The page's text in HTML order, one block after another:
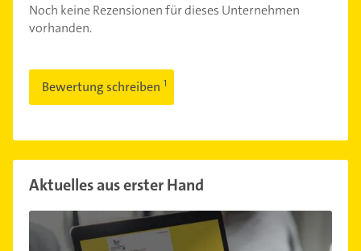
Noch keine Rezensionen für dieses Unternehmen
vorhanden.
Bewertung schreiben
Aktuelles aus erster Hand